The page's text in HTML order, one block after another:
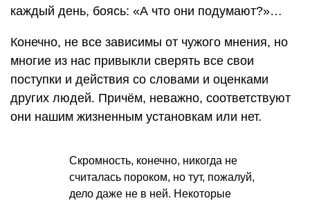
каждый день, боясь: «А что они подумают?»…
Конечно, не все зависимы от чужого мнения, но
многие из нас привыкли сверять все свои
поступки и действия со словами и оценками
других людей. Причём, неважно, соответствуют
они нашим жизненным установкам или нет.
Скромность, конечно, никогда не
считалась пороком, но тут, пожалуй,
дело даже не в ней. Некоторые